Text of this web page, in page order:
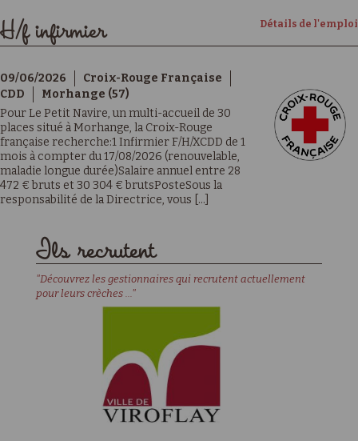
Détails de l'emploi
H/f infirmier
09/06/2026
Croix-Rouge Française
CDD
Morhange (57)
Pour Le Petit Navire, un multi-accueil de 30
places situé à Morhange, la Croix-Rouge
française recherche:1 Infirmier F/H/XCDD de 1
mois à compter du 17/08/2026 (renouvelable,
maladie longue durée)Salaire annuel entre 28
472 € bruts et 30 304 € brutsPosteSous la
responsabilité de la Directrice, vous [...]
Ils recrutent
"Découvrez les gestionnaires qui recrutent actuellement
pour leurs crèches ..."